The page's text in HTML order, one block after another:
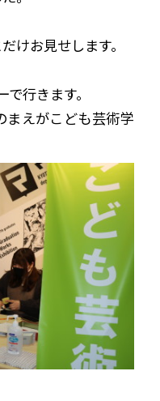
けお見せします。
行きます。
まえがこども芸術学